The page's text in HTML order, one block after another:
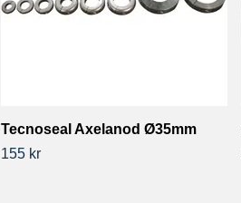
Tecnoseal Axelanod Ø35mm
155 kr